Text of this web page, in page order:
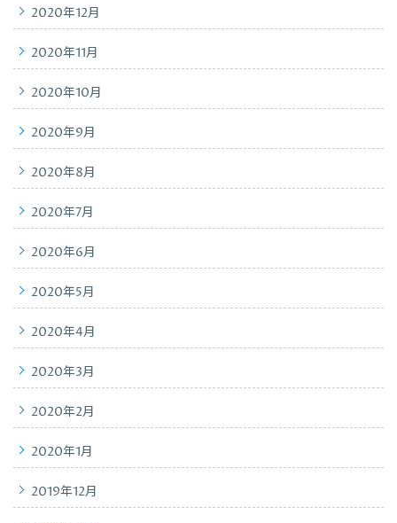
2020年12月
2020年11月
2020年10月
2020年9月
2020年8月
2020年7月
2020年6月
2020年5月
2020年4月
2020年3月
2020年2月
2020年1月
2019年12月